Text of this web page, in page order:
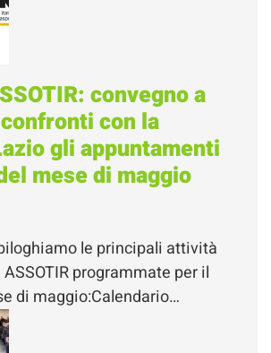
convegno a
con la
gli appuntamenti
mese di maggio
le principali attività
programmate per il
di maggio:Calendario…